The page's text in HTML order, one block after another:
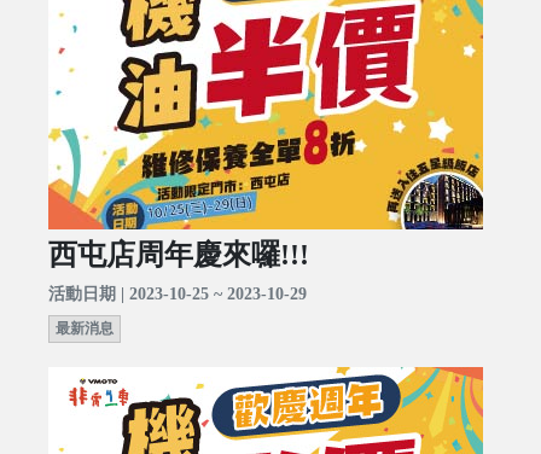
西屯店周年慶來囉!!!
活動日期 | 2023-10-25 ~ 2023-10-29
最新消息